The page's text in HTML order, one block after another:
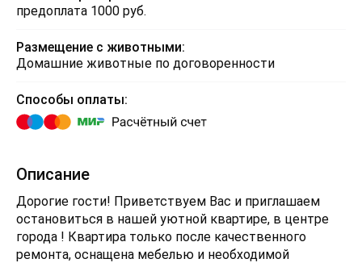
предоплата 1000 руб.
Размещение с животными:
Домашние животные по договоренности
Способы оплаты:
Описание
Дорогие гости! Приветствуем Вас и приглашаем
остановиться в нашей уютной квартире, в центре
города ! Квартира только после качественного
ремонта, оснащена мебелью и необходимой